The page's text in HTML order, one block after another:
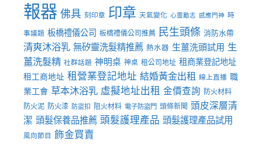
報器 佛具 刻印章 印章 天氣變化 心靈勵志 感應門神 時
事議題 板橋禮儀公司 板橋禮儀公司推薦 民生頭條 消防水帶
清爽沐浴乳 無矽靈洗髮精推薦 熱水器 生薑洗頭試用 生
薑洗髮精 社群話題 神明桌 神桌 租公司地址 租商業登記地址
租工商地址 租營業登記地址 結婚黃金出租 線上直播 職
業工會 草本沐浴乳 虛擬地址出租 金價查詢 防火材料
防火泥 防火漆 防盜扣 阻火材料 電子防盜門 頭條新聞 頭皮深層清
潔 頭髮保養品推薦 頭髮護理產品 頭髮護理產品試用
風向節目 飾金買賣